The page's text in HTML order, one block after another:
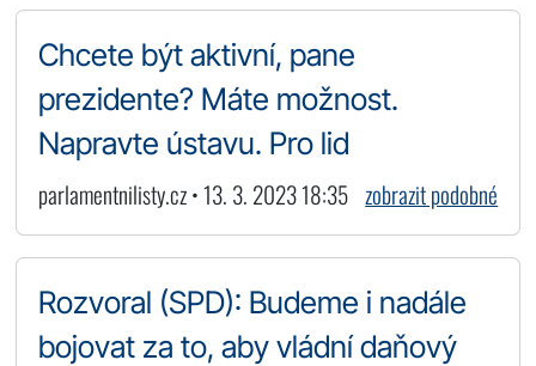
Chcete být aktivní, pane
prezidente? Máte možnost.
Napravte ústavu. Pro lid
parlamentnilisty.cz • 13. 3. 2023 18:35 zobrazit podobné
Rozvoral (SPD): Budeme i nadále
bojovat za to, aby vládní daňový